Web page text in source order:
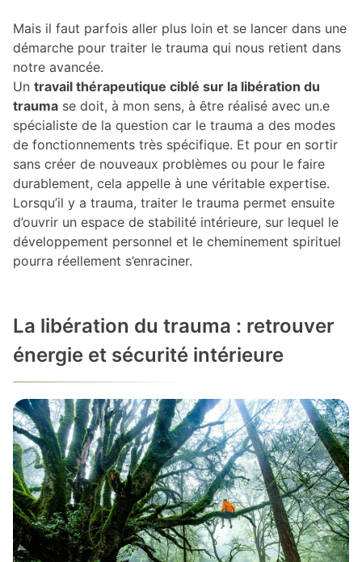
Mais il faut parfois aller plus loin et se lancer dans une
démarche pour traiter le trauma qui nous retient dans
notre avancée.
Un travail thérapeutique ciblé sur la libération du
trauma se doit, à mon sens, à être réalisé avec un.e
spécialiste de la question car le trauma a des modes
de fonctionnements très spécifique. Et pour en sortir
sans créer de nouveaux problèmes ou pour le faire
durablement, cela appelle à une véritable expertise.
Lorsqu’il y a trauma, traiter le trauma permet ensuite
d’ouvrir un espace de stabilité intérieure, sur lequel le
développement personnel et le cheminement spirituel
pourra réellement s’enraciner.
La libération du trauma : retrouver
énergie et sécurité intérieure